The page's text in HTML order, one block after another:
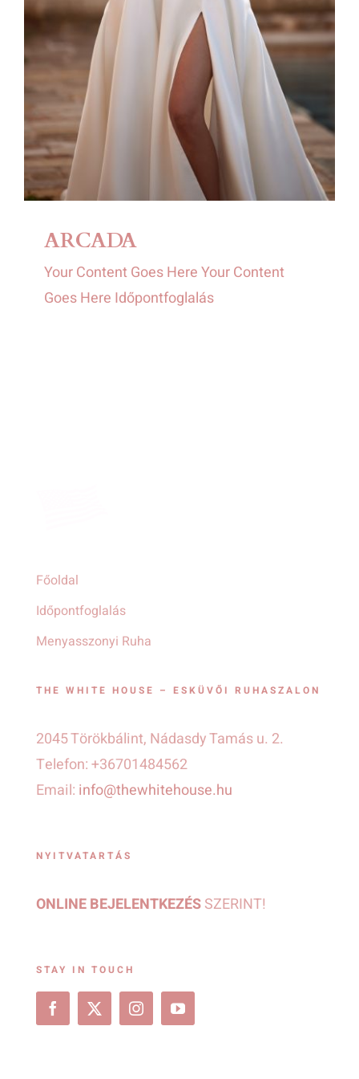
ARCADA
Your Content Goes Here Your Content
Goes Here Időpontfoglalás
Főoldal
Időpontfoglalás
Menyasszonyi Ruha
THE WHITE HOUSE – ESKÜVŐI RUHASZALON
2045 Törökbálint, Nádasdy Tamás u. 2.
Telefon: +36701484562
Email: info@thewhitehouse.hu
NYITVATARTÁS
ONLINE BEJELENTKEZÉSSZERINT!
STAY IN TOUCH